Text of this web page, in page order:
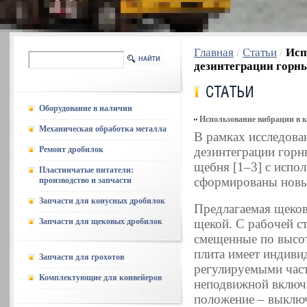
Оборудование в наличии
Механическая обработка металла
Ремонт дробилок
Пластинчатые питатели:
производство и запчасти
Запчасти для конусных дробилок
Запчасти для щековых дробилок
Запчасти для грохотов
Комплектующие для конвейеров
Главная / Статьи /
дезинтеграции
Использование вибрации в
В рамках
дезинтеграции
щебня [1–3] с
сформированы
Предлагаемая
щекой. С рабочей
смещенные по
плита имеет
регулируемыми
неподвижной
положение –